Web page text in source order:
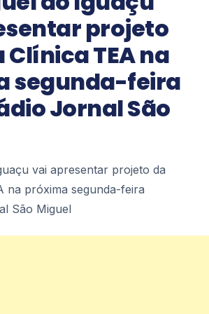
Petrópolis Diecast
de carros em
estados em Itaipava –
Diecast reúne
em miniatura de três
portalgiro.com
entre 12 e 14
projeto
TEA na
segunda-feira
Jornal São
vai apresentar projeto da
na próxima segunda-feira
São Miguel